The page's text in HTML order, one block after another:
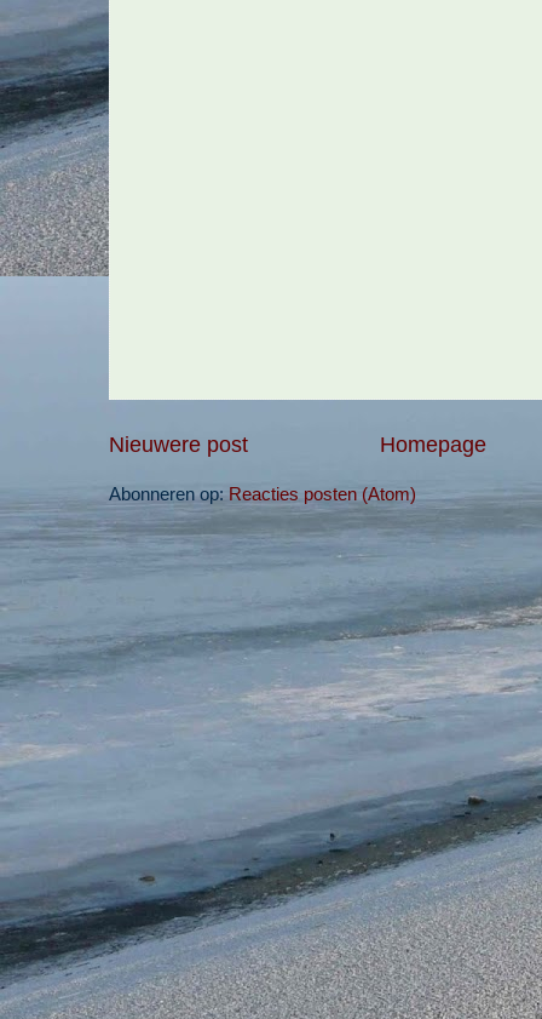
Nieuwere post Homepage
Abonneren op: Reacties posten (Atom)